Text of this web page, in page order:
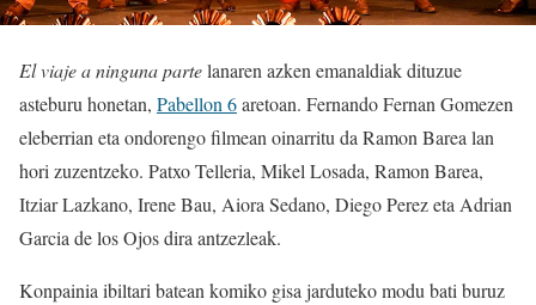
El viaje a ninguna partelanaren azken emanaldiak dituzue
asteburu honetan, Pabellon 6aretoan. Fernando Fernan Gomezen
eleberrian eta ondorengo filmean oinarritu da Ramon Barea lan
hori zuzentzeko. Patxo Telleria, Mikel Losada, Ramon Barea,
Itziar Lazkano, Irene Bau, Aiora Sedano, Diego Perez eta Adrian
Garcia de los Ojos dira antzezleak.
Konpainia ibiltari batean komiko gisa jarduteko modu bati buruz